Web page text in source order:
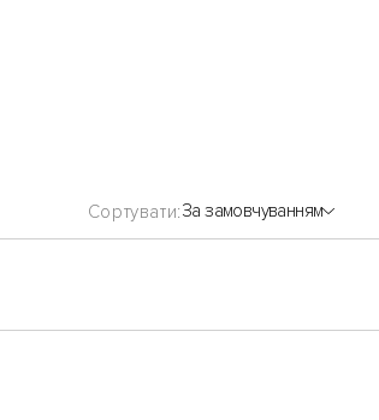
Сортувати За замовчуванням